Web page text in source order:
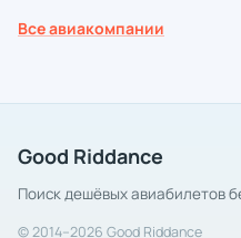
Все авиакомпании
Good Riddance
Поиск дешёвых авиабилетов
© 2014–2026 Good Riddance